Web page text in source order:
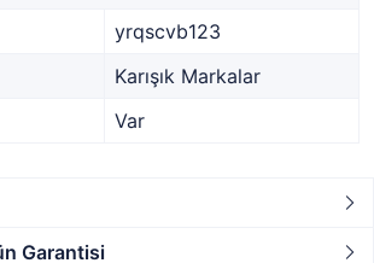
yrqscvb123
Karışık Markalar
Var
Garantisi